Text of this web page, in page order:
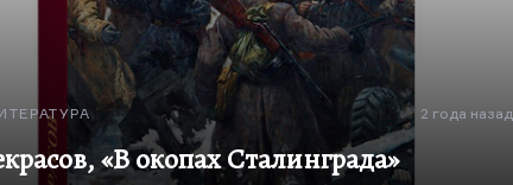
2 года назад
«В окопах Сталинграда»